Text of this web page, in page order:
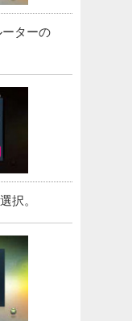
ターの
択。